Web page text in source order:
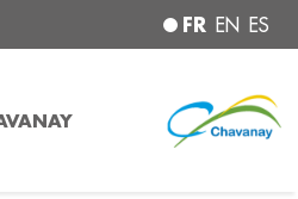
FR EN ES